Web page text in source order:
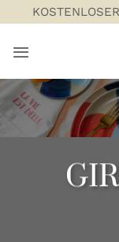
Inhalt
springen